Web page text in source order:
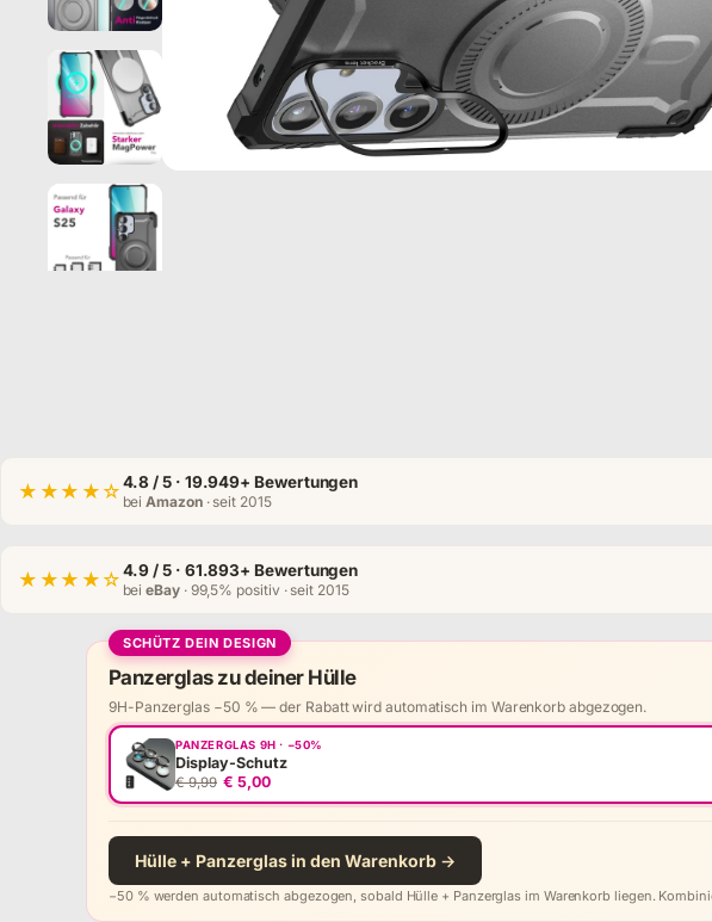
★★★★☆4.8 / 5 · 19.949+ Bewertungen
beiAmazon· seit 2015
★★★★☆4.9 / 5 · 61.893+ Bewertungen
beieBay· 99,5% positiv · seit 2015
SCHÜTZ DEIN DESIGN
Panzerglas zu deiner Hülle
9H-Panzerglas −50 % — der Rabatt wird automatisch im Warenkorb abgezogen.
PANZERGLAS 9H · −50%
Display-Schutz
€ 9,99 € 5,00
Hülle + Panzerglas in den Warenkorb →
−50 % werden automatisch abgezogen, sobald Hülle + Panzerglas im Warenkorb liegen.